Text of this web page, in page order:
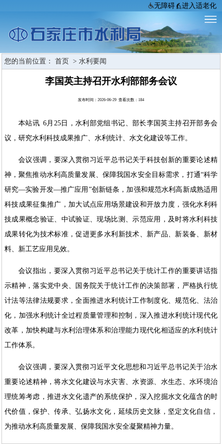
无障碍 进入适老化
您的当前位置： 首页 > 水利要闻
李国英主持召开水利部部务会议
发布时间：2026-06-29 查看次数： 184
本站讯 6月25日，水利部党组书记、部长李国英主持召开部务会
议，研究水利科技成果推广、水利统计、水文化建设等工作。
会议强调，要深入贯彻习近平总书记关于科技创新的重要论述精
神，聚焦推动水利高质量发展、保障我国水安全目标需求，打通“科学
研究—实验开发—推广应用”创新链条，加强和规范水利高新成熟适用
科技成果征集推广，加大试点应用场景建设和开放力度，强化水利科
技成果概念验证、中试验证、现场比测、示范应用，及时将水利科技
成果转化为技术标准，促进更多水利新技术、新产品、新装备、新材
料、新工艺应用见效。
会议指出，要深入贯彻习近平总书记关于统计工作的重要讲话指
示精神，落实党中央、国务院关于统计工作的决策部署，严格执行统
计法等法律法规要求，全面推进水利统计工作制度化、规范化、法治
化，加强水利统计全过程质量管理和控制，深入推进水利统计现代化
改革，加快构建与水利治理体系和治理能力现代化相适应的水利统计
工作体系。
会议强调，要深入贯彻习近平文化思想和习近平总书记关于治水
重要论述精神，将水文化建设与水灾害、水资源、水生态、水环境治
理统筹考虑，推进水文化遗产的系统保护，深入挖掘水文化蕴含的时
代价值，保护、传承、弘扬水文化，延续历史文脉，坚定文化自信，
为推动水利高质量发展、保障我国水安全凝聚精神力量。